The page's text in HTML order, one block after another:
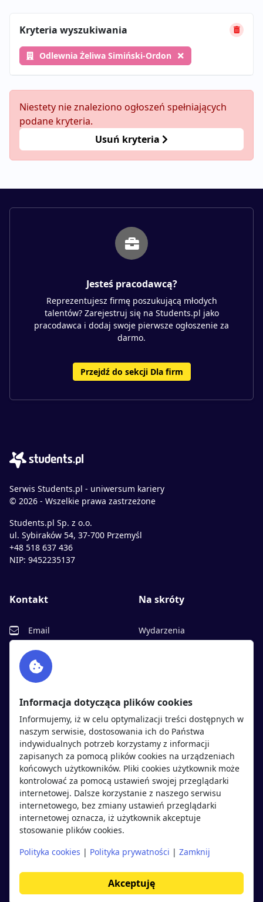
Kryteria wyszukiwania
Odlewnia Żeliwa Simiński-Ordon
Niestety nie znaleziono ogłoszeń spełniających
podane kryteria.
Usuń kryteria
Jesteś pracodawcą?
Reprezentujesz firmę poszukującą młodych
talentów? Zarejestruj się na Students.pl jako
pracodawca i dodaj swoje pierwsze ogłoszenie za
darmo.
Przejdź do sekcji Dla firm
Serwis Students.pl - uniwersum kariery
© 2026 - Wszelkie prawa zastrzeżone
Students.pl Sp. z o.o.
ul. Sybiraków 54, 37-700 Przemyśl
+48 518 637 436
NIP: 9452235137
Kontakt
Email
Facebook
Twitter
Na skróty
Wydarzenia
Polityka cookies
Polityka prywatności
Kandydaci
Regulamin kandydata
Oferty pracy
Pracodawcy
Opinie o pracodawcach
Blog
Pracodawcy
Regulamin pracodawcy
Dodaj ogłoszenie
Informacja dotycząca plików cookies
Informujemy, iż w celu optymalizacji treści dostępnych w
naszym serwisie, dostosowania ich do Państwa
indywidualnych potrzeb korzystamy z informacji
zapisanych za pomocą plików cookies na urządzeniach
końcowych użytkowników. Pliki cookies użytkownik może
kontrolować za pomocą ustawień swojej przeglądarki
internetowej. Dalsze korzystanie z naszego serwisu
internetowego, bez zmiany ustawień przeglądarki
internetowej oznacza, iż użytkownik akceptuje
stosowanie plików cookies.
Polityka cookies | Polityka prywatności | Zamknij
Akceptuję